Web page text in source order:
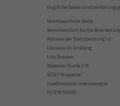
Es gilt die Datenschutzerklärung
Verantwortliche Stelle
Verantwortlich für die
Rahmen der Dienstleistung ist
Consono im Einklang
Lisa Drosten
Wiedener Straße 170,
42327 Wuppertal
lisa@consono-imeinklang.de
0172/9719555